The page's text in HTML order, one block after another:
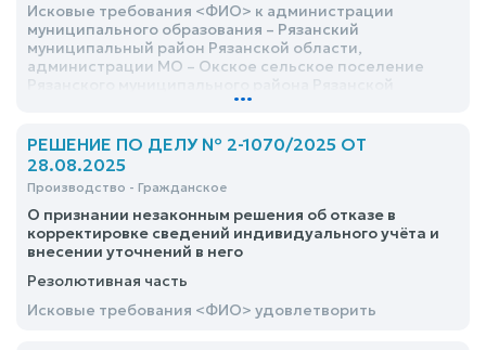
Исковые требования <ФИО> к администрации
муниципального образования – Рязанский
муниципальный район Рязанской области,
администрации МО – Окское сельское поселение
области, СНТ «Сокол» о признании права
приобретательной давности, удовлетворить
...
РЕШЕНИЕ ПО ДЕЛУ № 2-1070/2025 ОТ
28.08.2025
Производство - Гражданское
О признании незаконным решения об отказе в
корректировке сведений индивидуального учёта и
внесении уточнений в него
Резолютивная часть
Исковые требования <ФИО> удовлетворить